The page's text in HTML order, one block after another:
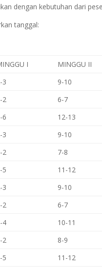
dengan kebutuhan dari
tanggal:
I MINGGU II
3 9-10
2 6-7
6 12-13
3 9-10
2 7-8
5 11-12
3 9-10
2 6-7
4 10-11
2 8-9
5 11-12